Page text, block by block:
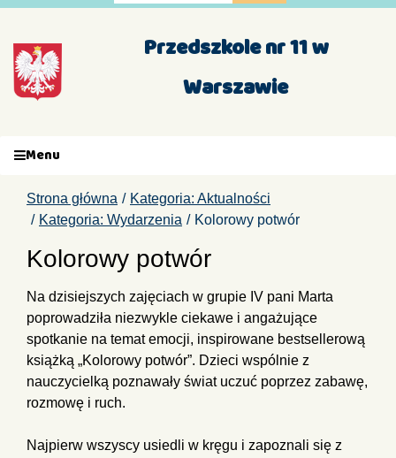
Przedszkole nr 11 w
Warszawie
Menu
Strona główna
Kategoria: Aktualności
Kategoria: Wydarzenia
Kolorowy potwór
Kolorowy potwór
Na dzisiejszych zajęciach w grupie IV pani Marta
poprowadziła niezwykle ciekawe i angażujące
spotkanie na temat emocji, inspirowane bestsellerową
książką „Kolorowy potwór”. Dzieci wspólnie z
nauczycielką poznawały świat uczuć poprzez zabawę,
rozmowę i ruch.
Najpierw wszyscy usiedli w kręgu i zapoznali się z